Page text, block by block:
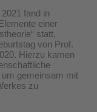
fand in
einer
statt.
von Prof.
Hierzu kamen
gemeinsam mit
zu